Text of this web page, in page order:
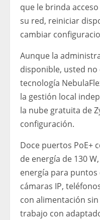
que le brinda
su red, reiniciar
cambiar
Aunque la
disponible, usted no
tecnología
la gestión local
la nube gratuita de
configuración.
Doce puertos PoE+
de energía de 130
energía para puntos
cámaras IP,
con alimentación
trabajo con